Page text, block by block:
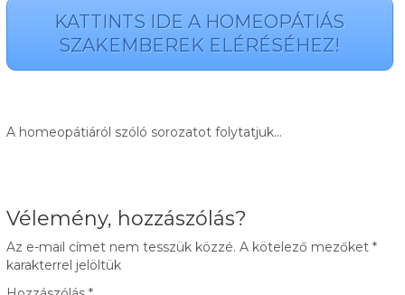
KATTINTS IDE A HOMEOPÁTIÁS
SZAKEMBEREK ELÉRÉSÉHEZ!
A homeopátiáról szóló sorozatot folytatjuk…
Vélemény, hozzászólás?
Az e-mail címet nem tesszük közzé. A kötelező mezőket *
karakterrel jelöltük